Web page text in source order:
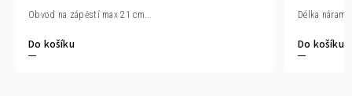
Do košíku
Obvod na zápěstí max 21 cm...
Do košíku
Délka